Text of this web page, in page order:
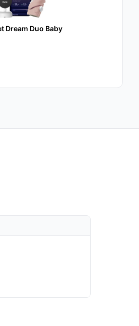
Dream Duo Baby